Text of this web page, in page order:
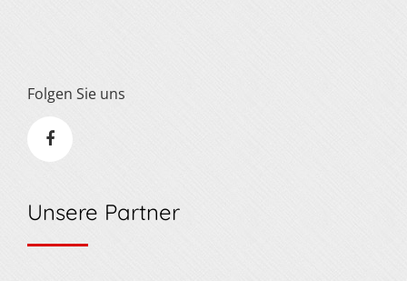
Folgen Sie uns
Unsere Partner